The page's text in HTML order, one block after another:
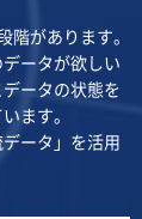
階があります。
ータが欲しい
ータの状態を
ます。
ータ」を活用